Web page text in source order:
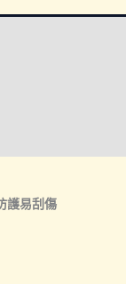
護易刮傷